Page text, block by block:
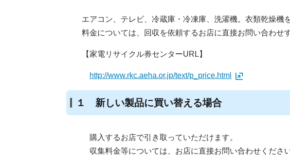
エアコン、テレビ、冷蔵庫・冷凍庫、洗濯機。衣類乾燥機を
料金については、回収を依頼するお店に直接お問い合わせ
【家電リサイクル券センターURL】
http://www.rkc.aeha.or.jp/text/p_price.html
１ 新しい製品に買い替える場合
購入するお店で引き取っていただけます。
収集料金等については、お店に直接お問い合わせください